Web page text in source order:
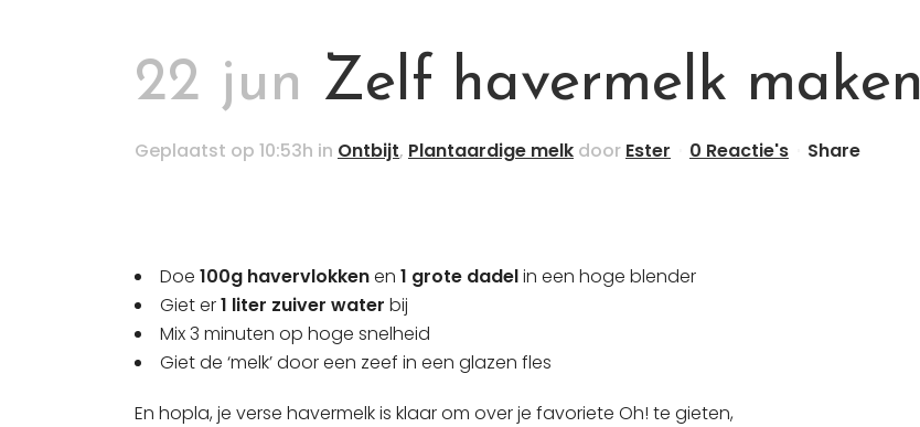
22 jun Zelf havermelk maken
Geplaatst op 10:53h in Ontbijt, Plantaardige melk door Ester 0 Reactie's Share
Doe 100g havervlokkenen 1 grote dadelin een hoge blender
Giet er1 liter zuiver water bij
Mix 3 minuten op hoge snelheid
Giet de ‘melk’ door een zeef in een glazen fles
En hopla, je verse havermelk is klaar om over je favoriete Oh! te gieten,